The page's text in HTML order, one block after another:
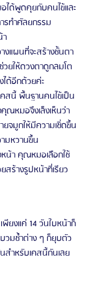
ด้พูดคุยกับคนไข้และ
รทำศัลยกรรม
งแผนที่จะสร้างชั้นตา
วยให้ดวงตาดูกลมโต
ได้อีกด้วยค่ะ
สนี้ พื้นฐานคนไข้เป็น
ณหมอจึงเล็งเห็นว่า
จมูกให้มีความเชิ่ดขึ้น
มหวานขึ้น
น้า คุณหมอเลือกใช้
สร้างรูปหน้าที่เรียว
ยงแค่ 14 วันใบหน้าก็
วมช้ำต่าง ๆ ก็ยุบตัว
สำหรับเคสนี้กันเลย